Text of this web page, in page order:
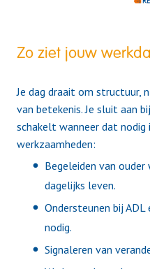
Zo ziet jouw
Je dag draait om structuur,
van betekenis. Je sluit aan
schakelt wanneer dat nodig
werkzaamheden:
Begeleiden van
dagelijks leven.
Ondersteunen bij
nodig.
Signaleren van